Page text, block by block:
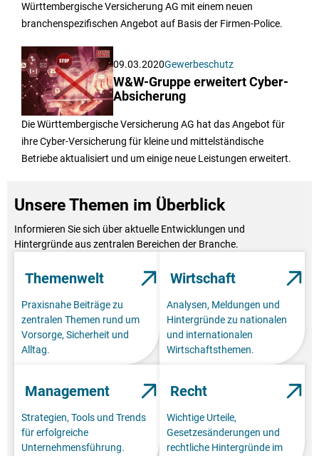
Württembergische Versicherung AG mit einem neuen
branchenspezifischen Angebot auf Basis der Firmen-Police.
09.03.2020Gewerbeschutz
W&W-Gruppe erweitert Cyber-
Absicherung
Die Württembergische Versicherung AG hat das Angebot für
ihre Cyber-Versicherung für kleine und mittelständische
Betriebe aktualisiert und um einige neue Leistungen erweitert.
Unsere Themen im Überblick
Informieren Sie sich über aktuelle Entwicklungen und
Hintergründe aus zentralen Bereichen der Branche.
Themenwelt
Praxisnahe Beiträge zu
zentralen Themen rund um
Vorsorge, Sicherheit und
Alltag.
Wirtschaft
Analysen, Meldungen und
Hintergründe zu nationalen
und internationalen
Wirtschaftsthemen.
Management
Strategien, Tools und Trends
für erfolgreiche
Unternehmensführung.
Recht
Wichtige Urteile,
Gesetzesänderungen und
rechtliche Hintergründe im